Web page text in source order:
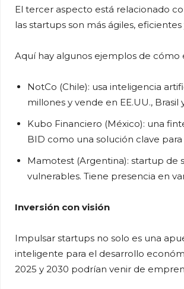
El tercer aspecto está relacionado
las startups son más ágiles,
Aquí hay algunos ejemplos de cómo
NotCo (Chile): usa inteligencia
millones y vende en EE.UU., Brasil
Kubo Financiero (México): una
BID como una solución clave
Mamotest (Argentina): startup de
vulnerables. Tiene presencia en
Inversión con visión
Impulsar startups no solo es una
inteligente para el desarrollo
2025 y 2030 podrían venir de